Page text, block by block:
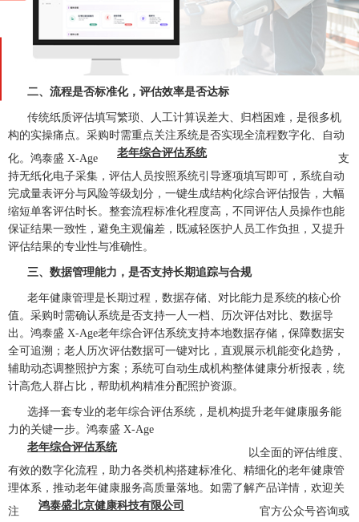
二、流程是否标准化，评估效率是否达标
传统纸质评估填写繁琐、人工计算误差大、归档困难，是很多机
构的实操痛点。采购时需重点关注系统是否实现全流程数字化、自动
化。鸿泰盛 X-Age
老年综合评估系统
支
持无纸化电子采集，评估人员按照系统引导逐项填写即可，系统自动
完成量表评分与风险等级划分，一键生成结构化综合评估报告，大幅
缩短单客评估时长。整套流程标准化程度高，不同评估人员操作也能
保证结果一致性，避免主观偏差，既减轻医护人员工作负担，又提升
评估结果的专业性与准确性。
三、数据管理能力，是否支持长期追踪与合规
老年健康管理是长期过程，数据存储、对比能力是系统的核心价
值。采购时需确认系统是否支持一人一档、历次评估对比、数据导
出。鸿泰盛 X-Age老年综合评估系统支持本地数据存储，保障数据安
全可追溯；老人历次评估数据可一键对比，直观展示机能变化趋势，
辅助动态调整照护方案；系统可自动生成机构整体健康分析报表，统
计高危人群占比，帮助机构精准分配照护资源。
选择一套专业的老年综合评估系统，是机构提升老年健康服务能
力的关键一步。鸿泰盛 X-Age
老年综合评估系统
以全面的评估维度、
有效的数字化流程，助力各类机构搭建标准化、精细化的老年健康管
理体系，推动老年健康服务高质量落地。如需了解产品详情，欢迎关
注
鸿泰盛北京健康科技有限公司 官方公众号咨询或